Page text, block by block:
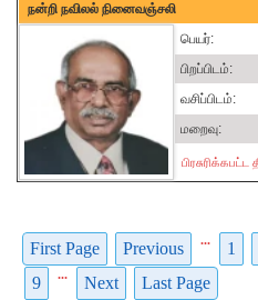
நன்றி நவிலல் நினைவஞ்சலி
பெயர்:
பிறப்பிடம்:
வசிப்பிடம்:
மறைவு:
First Page Previous ... 1
9
... Next Last Page